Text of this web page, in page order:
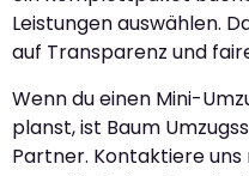
Leistungen auswählen.
auf Transparenz und
Wenn du einen Mini-
planst, ist Baum
Partner. Kontaktiere